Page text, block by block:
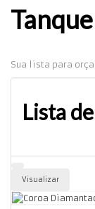
Sua lista para
Lista
Visualizar